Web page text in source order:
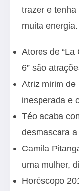
trazer e tenha
muita energia.
Atores de “La
6” são
Atriz mirim de
inesperada e
Téo acaba
desmascara a
Camila
uma mulher,
Horóscopo